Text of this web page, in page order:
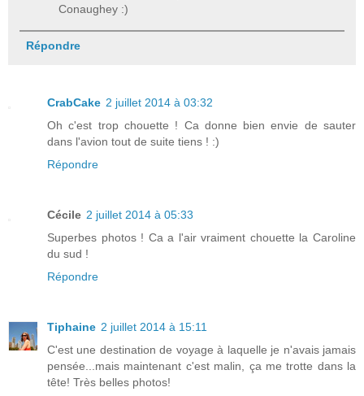
Conaughey :)
Répondre
CrabCake 2 juillet 2014 à 03:32
Oh c'est trop chouette ! Ca donne bien envie de sauter
dans l'avion tout de suite tiens ! :)
Répondre
Cécile 2 juillet 2014 à 05:33
Superbes photos ! Ca a l'air vraiment chouette la Caroline
du sud !
Répondre
Tiphaine 2 juillet 2014 à 15:11
C'est une destination de voyage à laquelle je n'avais jamais
pensée...mais maintenant c'est malin, ça me trotte dans la
tête! Très belles photos!